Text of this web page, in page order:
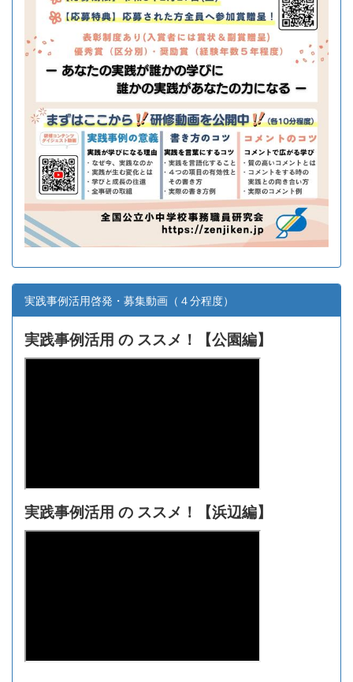
実践事例活用啓発・募集動画（４分程度）
実践事例活用 の ススメ！【公園編】
実践事例活用 の ススメ！【浜辺編】